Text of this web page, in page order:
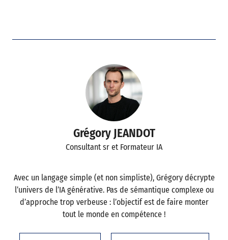
Grégory JEANDOT
Consultant sr et Formateur IA
Avec un langage simple (et non simpliste), Grégory décrypte
l’univers de l’IA générative. Pas de sémantique complexe ou
d’approche trop verbeuse : l’objectif est de faire monter
tout le monde en compétence !